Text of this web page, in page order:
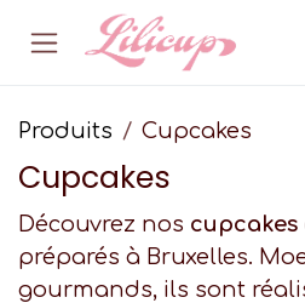
Se rendre au contenu
Produits Cupcakes
Cupcakes
Découvrez nos
préparés à Bruxelles.
gourmands, ils sont